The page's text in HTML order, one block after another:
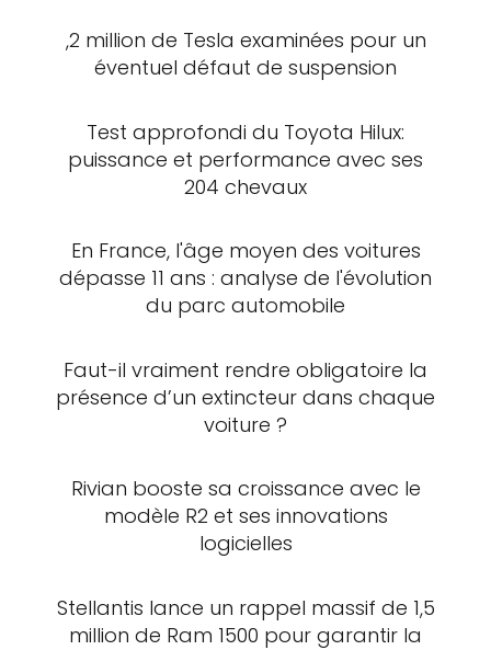
,2 million de Tesla examinées pour un
éventuel défaut de suspension
Test approfondi du Toyota Hilux:
puissance et performance avec ses
204 chevaux
En France, l'âge moyen des voitures
dépasse 11 ans : analyse de l'évolution
du parc automobile
Faut-il vraiment rendre obligatoire la
présence d’un extincteur dans chaque
voiture ?
Rivian booste sa croissance avec le
modèle R2 et ses innovations
logicielles
Stellantis lance un rappel massif de 1,5
million de Ram 1500 pour garantir la